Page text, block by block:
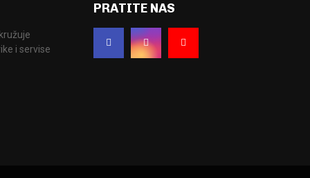
i servise
PRATITE NAS